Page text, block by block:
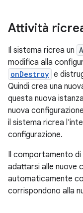
Attività
Il sistema ricrea un
modifica alla
onDestroy e
Quindi crea una
questa nuova istanza
nuova
il sistema ricrea
configurazione.
Il comportamento di
adattarsi alle nuove
automaticamente
corrispondono alla